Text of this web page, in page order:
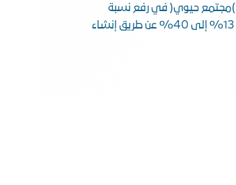
دعم رؤية المملكة العربية السعودية 2030 )مجتمع حيوي( في رفع نسبة
ممارسي الرياضة مرة على األقل أسبوعيا من 13% إلى 40% عن طريق إنشاء